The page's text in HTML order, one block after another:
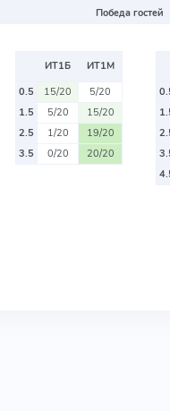
Победа гостей
ИТ1Б
ИТ1М
0.5
15/20
5/20
1.5
5/20
15/20
2.5
1/20
19/20
3.5
0/20 20/20